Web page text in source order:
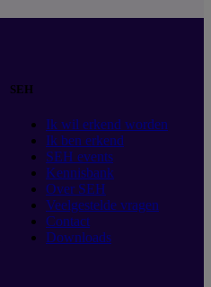
SEH
Ik wil erkend worden
Ik ben erkend
SEH events
Kennisbank
Over SEH
Veelgestelde vragen
Contact
Downloads